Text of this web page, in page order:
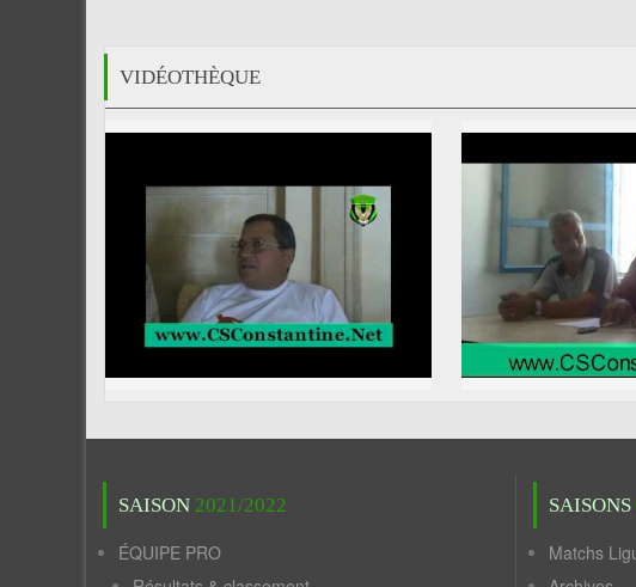
VIDÉOTHÈQUE
SAISON 2021/2022
ÉQUIPE PRO
SAISONS
Matchs